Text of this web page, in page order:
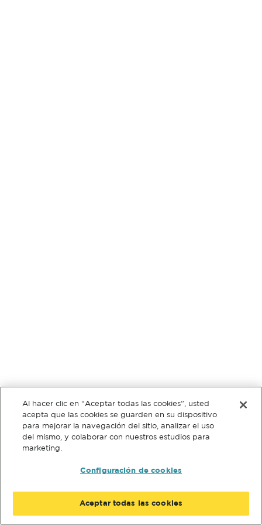
Al hacer clic en “Aceptar todas las cookies”, usted
acepta que las cookies se guarden en su dispositivo
para mejorar la navegación del sitio, analizar el uso
del mismo, y colaborar con nuestros estudios para
marketing.
Configuración de cookies
Aceptar todas las cookies